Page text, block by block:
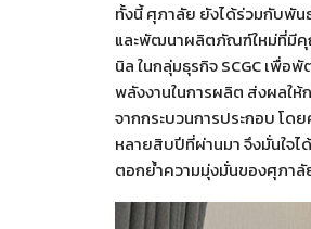
ทั้งนี้ ศุภาลัย ยังได้ร่วมกับพัน
และพัฒนาผลิตภัณฑ์ใหม่ที่มีคุณ
นิล ในกลุ่มธุรกิจ SCGC เพื่อ
พลังงานในการผลิต ส่งผลใ
จากกระบวนการประกอบ โด
หลายสิบปีที่ผ่านมา จึงมั่นใจ
ตอกย้ำความมุ่งมั่นของศุภา